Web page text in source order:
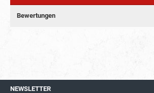
Bewertungen
NEWSLETTER